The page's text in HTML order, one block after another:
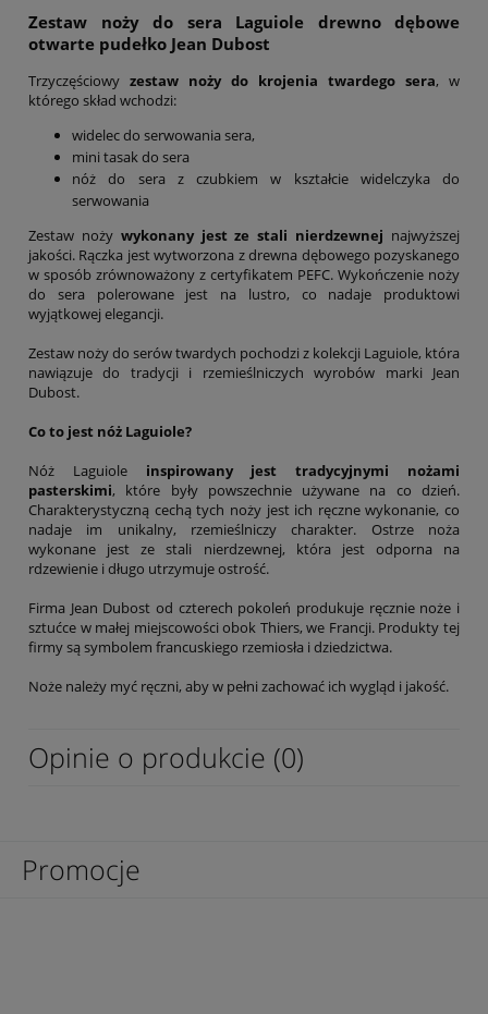
Zestaw noży do sera Laguiole drewno dębowe
otwarte pudełko Jean Dubost
Trzyczęściowy zestaw noży do krojenia twardego sera, w
którego skład wchodzi:
widelec do serwowania sera,
mini tasak do sera
nóż do sera z czubkiem w kształcie widelczyka do
serwowania
Zestaw noży wykonany jest ze stali nierdzewnej najwyższej
jakości. Rączka jest wytworzona z drewna dębowego pozyskanego
w sposób zrównoważony z certyfikatem PEFC. Wykończenie noży
do sera polerowane jest na lustro, co nadaje produktowi
wyjątkowej elegancji.
Zestaw noży do serów twardych pochodzi z kolekcji Laguiole, która
nawiązuje do tradycji i rzemieślniczych wyrobów marki Jean
Dubost.
Co to jest nóż Laguiole?
Nóż Laguiole inspirowany jest tradycyjnymi nożami
pasterskimi, które były powszechnie używane na co dzień.
Charakterystyczną cechą tych noży jest ich ręczne wykonanie, co
nadaje im unikalny, rzemieślniczy charakter. Ostrze noża
wykonane jest ze stali nierdzewnej, która jest odporna na
rdzewienie i długo utrzymuje ostrość.
Firma Jean Dubost od czterech pokoleń produkuje ręcznie noże i
sztućce w małej miejscowości obok Thiers, we Francji. Produkty tej
firmy są symbolem francuskiego rzemiosła i dziedzictwa.
Noże należy myć ręczni, aby w pełni zachować ich wygląd i jakość.
Opinie o produkcie (0)
Promocje